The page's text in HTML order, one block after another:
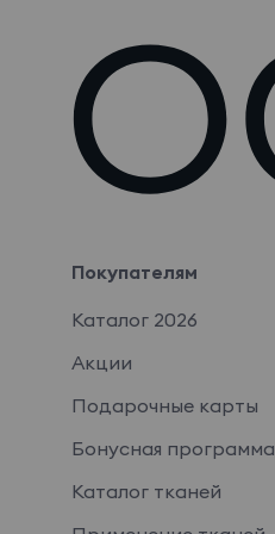
Покупателям
Каталог 2026
Акции
Подарочные карты
Бонусная программа
Каталог тканей